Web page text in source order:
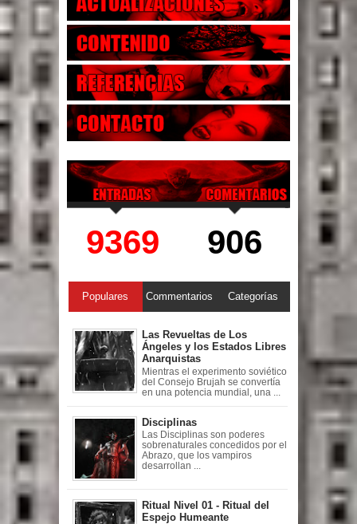
9369 906
Populares Commentarios Categorías
Las Revueltas de Los
Ángeles y los Estados Libres
Anarquistas
Mientras el experimento soviético
del Consejo Brujah se convertía
en una potencia mundial, una ...
Disciplinas
Las Disciplinas son poderes
sobrenaturales concedidos por el
Abrazo, que los vampiros
desarrollan ...
Ritual Nivel 01 - Ritual del
Espejo Humeante